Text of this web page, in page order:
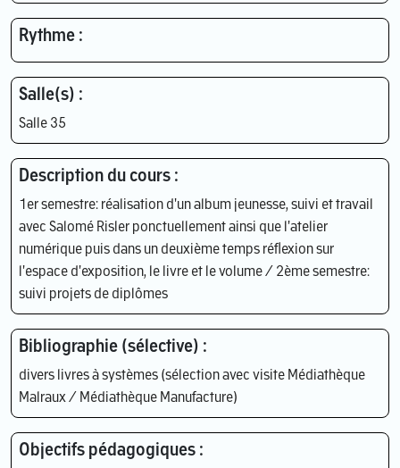
Rythme :
Salle(s) :
Salle 35
Description du cours :
1er semestre: réalisation d'un album jeunesse, suivi et travail
avec Salomé Risler ponctuellement ainsi que l'atelier
numérique puis dans un deuxième temps réflexion sur
l'espace d'exposition, le livre et le volume / 2ème semestre:
suivi projets de diplômes
Bibliographie (sélective) :
divers livres à systèmes (sélection avec visite Médiathèque
Malraux / Médiathèque Manufacture)
Objectifs pédagogiques :